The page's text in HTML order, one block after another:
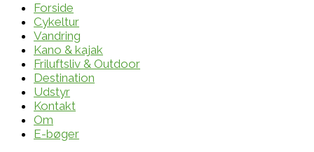
Forside
Cykeltur
Vandring
Kano & kajak
Friluftsliv & Outdoor
Destination
Udstyr
Kontakt
Om
E-bøger